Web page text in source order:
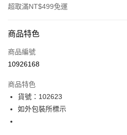
超取滿NT$499免運
icash Pay
信用卡一次付款
LINE Pay
Apple Pay
商品特色
商品編號
10926168
商品特色
貨號：102623
如外包裝所標示